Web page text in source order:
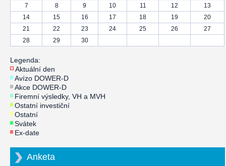
7
8 9 10 11 12
13
14
15 16 17 18 19
20
21
22 23 24 25 26
27
28
29 30
Legenda:
Aktuální den
Avízo DOWER-D
Akce DOWER-D
Firemní výsledky, VH a MVH
Ostatní investiční
Ostatní
Svátek
Ex-date
Anketa